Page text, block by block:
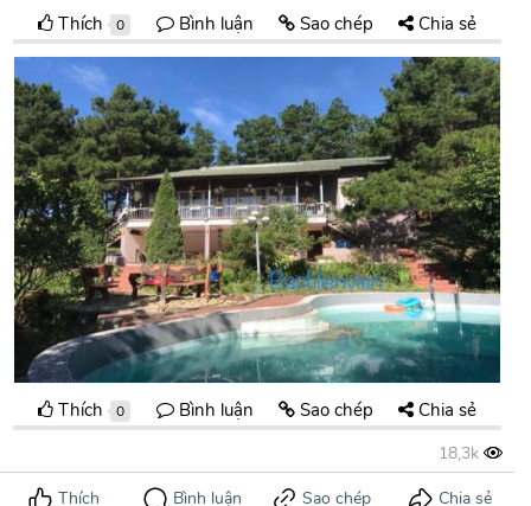
Thích 0 Bình luận Sao chép Chia sẻ
Thích 0 Bình luận Sao chép Chia sẻ